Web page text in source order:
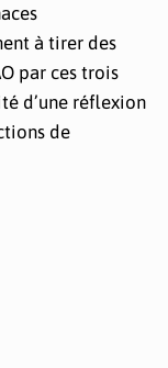
à tirer des
par ces trois
d’une réflexion
de